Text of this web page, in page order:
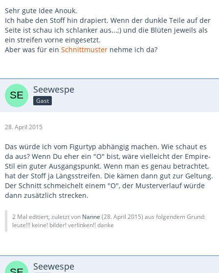
Sehr gute Idee Anouk.
Ich habe den Stoff hin drapiert. Wenn der dunkle Teile auf der
Seite ist schau ich schlanker aus...;) und die Blüten jeweils als
ein streifen vorne eingesetzt.
Aber was für ein Schnittmuster nehme ich da?
Seewespe
Gast
28. April 2015
Das würde ich vom Figurtyp abhängig machen. Wie schaut es
da aus? Wenn Du eher ein "O" bist, wäre vielleicht der Empire-
Stil ein guter Ausgangspunkt. Wenn man es genau betrachtet,
hat der Stoff ja Längsstreifen. Die kämen dann gut zur Geltung.
Der Schnitt schmeichelt einem "O", der Musterverlauf würde
dann zusätzlich strecken.
2 Mal editiert, zuletzt von Nanne (28. April 2015) aus folgendem Grund:
leute!!! keine! bilder! verlinken!! danke
Seewespe